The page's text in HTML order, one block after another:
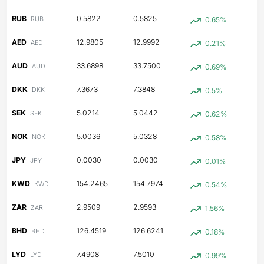
RUB RUB 0.5822 0.5825 0.65%
AED AED 12.9805 12.9992 0.21%
AUD AUD 33.6898 33.7500 0.69%
DKK DKK 7.3673 7.3848 0.5%
SEK SEK 5.0214 5.0442 0.62%
NOK NOK 5.0036 5.0328 0.58%
JPY JPY 0.0030 0.0030 0.01%
KWD KWD 154.2465 154.7974 0.54%
ZAR ZAR 2.9509 2.9593 1.56%
BHD BHD 126.4519 126.6241 0.18%
LYD LYD 7.4908 7.5010 0.99%